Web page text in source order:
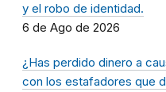
y el robo de identidad.
6 de Ago de 2026
¿Has perdido dinero a
con los estafadores que